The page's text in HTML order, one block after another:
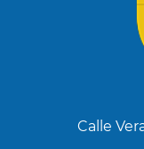
Calle